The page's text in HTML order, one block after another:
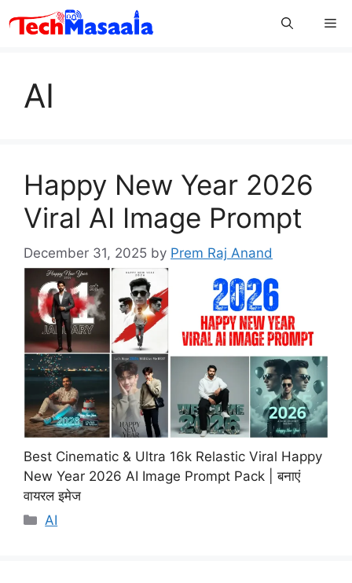
to
AI
Happy New Year 2026
Viral AI Image Prompt
December 31, 2025 by Prem Raj Anand
Best Cinematic & Ultra 16k Relastic Viral Happy
New Year 2026 AI Image Prompt Pack | बनाएं
वायरल इमेज
Categories
AI